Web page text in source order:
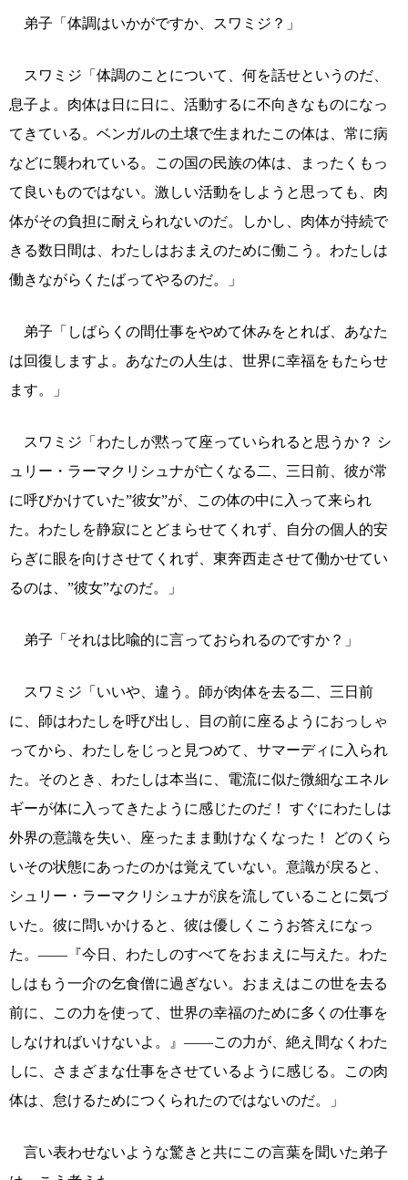
弟子「体調はいかがですか、スワミジ？」
スワミジ「体調のことについて、何を話せというのだ、
息子よ。肉体は日に日に、活動するに不向きなものになっ
てきている。ベンガルの土壌で生まれたこの体は、常に病
などに襲われている。この国の民族の体は、まったくもっ
て良いものではない。激しい活動をしようと思っても、肉
体がその負担に耐えられないのだ。しかし、肉体が持続で
きる数日間は、わたしはおまえのために働こう。わたしは
働きながらくたばってやるのだ。」
弟子「しばらくの間仕事をやめて休みをとれば、あなた
は回復しますよ。あなたの人生は、世界に幸福をもたらせ
ます。」
スワミジ「わたしが黙って座っていられると思うか？ シ
ュリー・ラーマクリシュナが亡くなる二、三日前、彼が常
に呼びかけていた”彼女”が、この体の中に入って来られ
た。わたしを静寂にとどまらせてくれず、自分の個人的安
らぎに眼を向けさせてくれず、東奔西走させて働かせてい
るのは、”彼女”なのだ。」
弟子「それは比喩的に言っておられるのですか？」
スワミジ「いいや、違う。師が肉体を去る二、三日前
に、師はわたしを呼び出し、目の前に座るようにおっしゃ
ってから、わたしをじっと見つめて、サマーディに入られ
た。そのとき、わたしは本当に、電流に似た微細なエネル
ギーが体に入ってきたように感じたのだ！ すぐにわたしは
外界の意識を失い、座ったまま動けなくなった！ どのくら
いその状態にあったのかは覚えていない。意識が戻ると、
シュリー・ラーマクリシュナが涙を流していることに気づ
いた。彼に問いかけると、彼は優しくこうお答えになっ
た。――『今日、わたしのすべてをおまえに与えた。わた
しはもう一介の乞食僧に過ぎない。おまえはこの世を去る
前に、この力を使って、世界の幸福のために多くの仕事を
しなければいけないよ。』――この力が、絶え間なくわた
しに、さまざまな仕事をさせているように感じる。この肉
体は、怠けるためにつくられたのではないのだ。」
言い表わせないような驚きと共にこの言葉を聞いた弟子